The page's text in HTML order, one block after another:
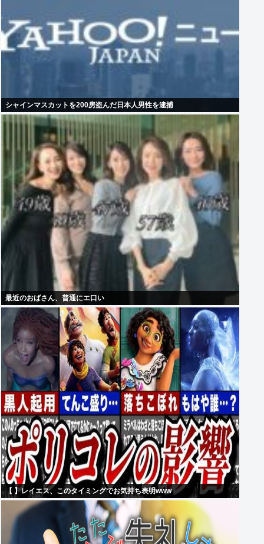
シャインマスカットを200房盗んだ日本人男性を逮捕
最近のおばさん、普通にエ口い
【 】レイエス、このタイミングでお気持ち表明www